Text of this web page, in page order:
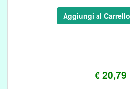
€ 20,79
Aggiungi al Carrello